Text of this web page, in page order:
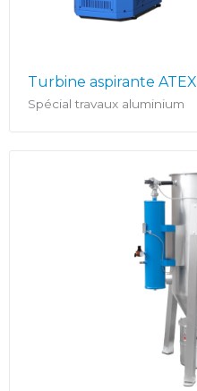
Turbine aspirante ATEX
Spécial travaux aluminium